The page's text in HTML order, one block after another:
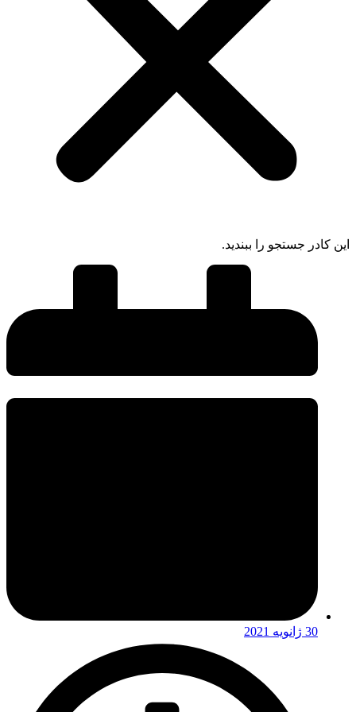
جستجو را ببندید.